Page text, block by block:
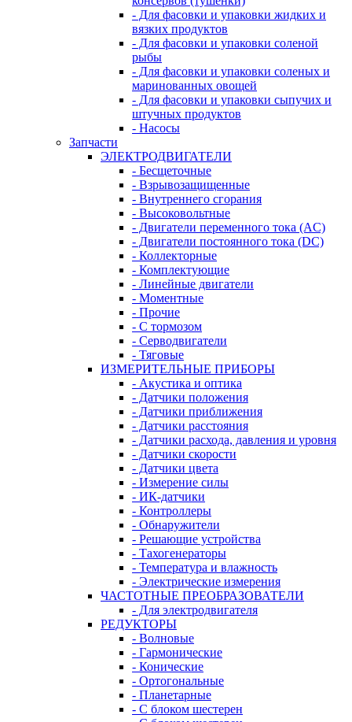
- Для фасовки и упаковки жидких и
вязких продуктов
- Для фасовки и упаковки соленой
рыбы
- Для фасовки и упаковки соленых и
маринованных овощей
- Для фасовки и упаковки сыпучих и
штучных продуктов
- Насосы
Запчасти
ЭЛЕКТРОДВИГАТЕЛИ
- Бесщеточные
- Взрывозащищенные
- Внутреннего сгорания
- Высоковольтные
- Двигатели переменного тока (AC)
- Двигатели постоянного тока (DC)
- Коллекторные
- Комплектующие
- Линейные двигатели
- Моментные
- Прочие
- С тормозом
- Серводвигатели
- Тяговые
ИЗМЕРИТЕЛЬНЫЕ ПРИБОРЫ
- Акустика и оптика
- Датчики положения
- Датчики приближения
- Датчики расстояния
- Датчики расхода, давления и уровня
- Датчики скорости
- Датчики цвета
- Измерение силы
- ИК-датчики
- Контроллеры
- Обнаружители
- Решающие устройства
- Тахогенераторы
- Температура и влажность
- Электрические измерения
ЧАСТОТНЫЕ ПРЕОБРАЗОВАТЕЛИ
- Для электродвигателя
РЕДУКТОРЫ
- Волновые
- Гармонические
- Конические
- Ортогональные
- Планетарные
- С блоком шестерен